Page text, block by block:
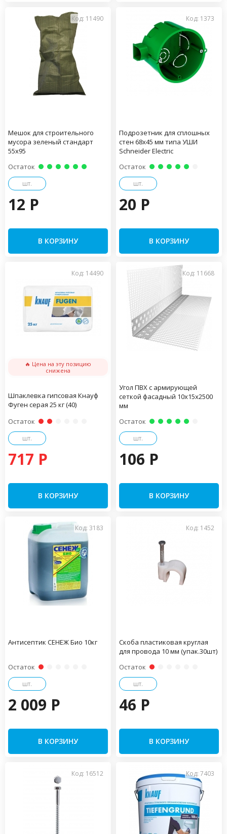
Код: 11490
Мешок для строительного
мусора зеленый стандарт
55х95
Остаток
шт.
12 P
В КОРЗИНУ
Код: 1373
Подрозетник для сплошных
стен 68х45 мм типа УШИ
Schneider Electric
Остаток
шт.
20 P
В КОРЗИНУ
Код: 14490
🔥 Цена на эту позицию
снижена
Шпаклевка гипсовая Кнауф
Фуген серая 25 кг (40)
Остаток
шт.
717 P
В КОРЗИНУ
Код: 11668
Угол ПВХ с армирующей
сеткой фасадный 10х15х2500
мм
Остаток
шт.
106 P
В КОРЗИНУ
Код: 3183
Антисептик СЕНЕЖ Био 10кг
Остаток
шт.
2 009 P
В КОРЗИНУ
Код: 1452
Скоба пластиковая круглая
для провода 10 мм (упак.30шт)
Остаток
шт.
46 P
В КОРЗИНУ
Код: 16512 Код: 7403